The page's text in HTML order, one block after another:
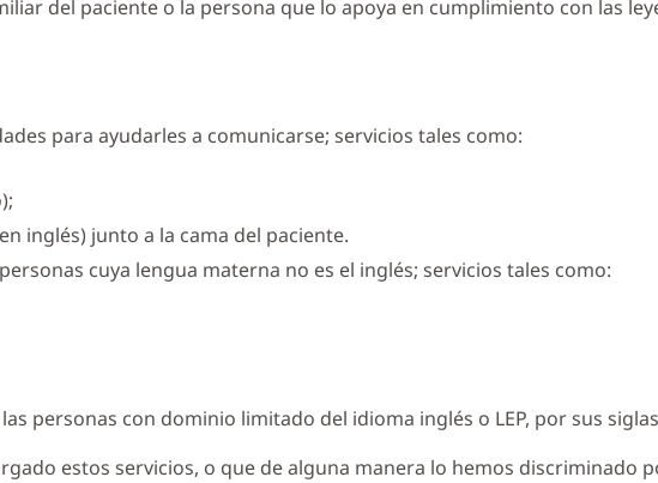
del paciente o la persona que lo apoya en cumplimiento con las
para ayudarles a comunicarse; servicios tales como:
inglés) junto a la cama del paciente.
cuya lengua materna no es el inglés; servicios tales como:
personas con dominio limitado del idioma inglés o LEP, por sus
estos servicios, o que de alguna manera lo hemos discriminado